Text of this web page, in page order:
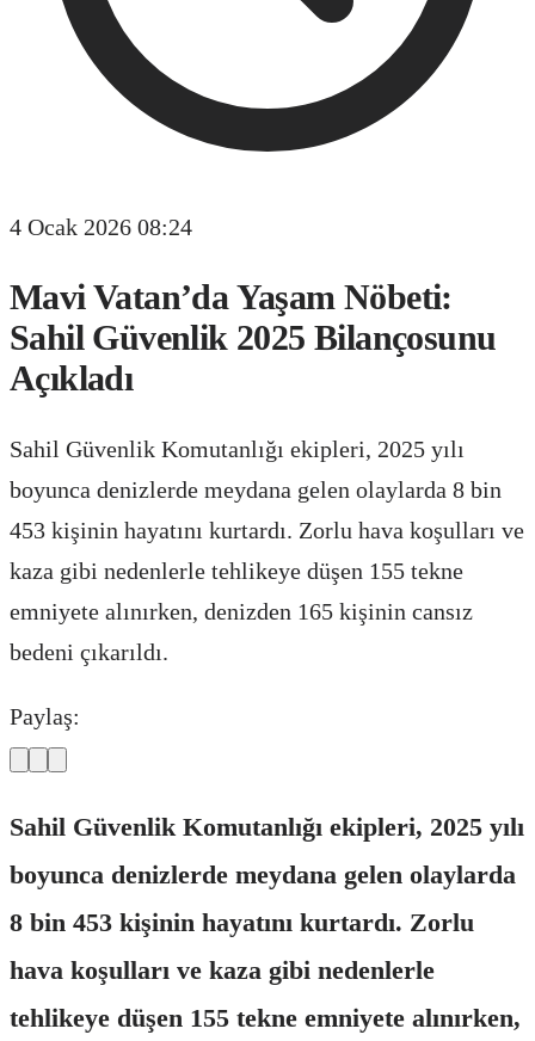
4 Ocak 2026 08:24
Mavi Vatan’da Yaşam Nöbeti:
Sahil Güvenlik 2025 Bilançosunu
Açıkladı
Sahil Güvenlik Komutanlığı ekipleri, 2025 yılı
boyunca denizlerde meydana gelen olaylarda 8 bin
453 kişinin hayatını kurtardı. Zorlu hava koşulları ve
kaza gibi nedenlerle tehlikeye düşen 155 tekne
emniyete alınırken, denizden 165 kişinin cansız
bedeni çıkarıldı.
Paylaş:
Sahil Güvenlik Komutanlığı ekipleri, 2025 yılı
boyunca denizlerde meydana gelen olaylarda
8 bin 453 kişinin hayatını kurtardı. Zorlu
hava koşulları ve kaza gibi nedenlerle
tehlikeye düşen 155 tekne emniyete alınırken,